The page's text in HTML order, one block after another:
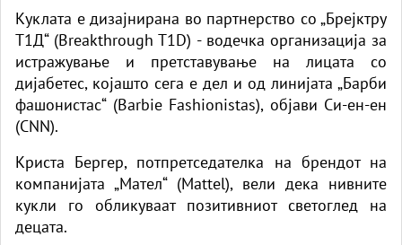
Куклата е дизајнирана во партнерство со „Брејктру
Т1Д“ (Breakthrough T1D) - водечка организација за
истражување и претставување на лицата со
дијабетес, којашто сега е дел и од линијата „Барби
фашонистас“ (Barbie Fashionistas), објави Си-ен-ен
(CNN).
Криста Бергер, потпретседателка на брендот на
компанијата „Мател“ (Mattel), вели дека нивните
кукли го обликуваат позитивниот светоглед на
децата.